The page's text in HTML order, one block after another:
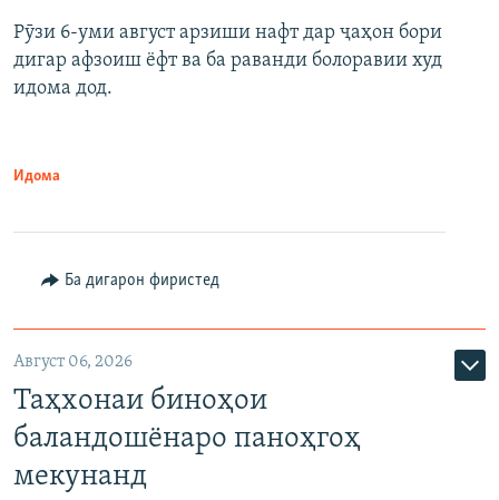
Рӯзи 6-уми август арзиши нафт дар ҷаҳон бори
дигар афзоиш ёфт ва ба раванди болоравии худ
идома дод.
Идома
Ба дигарон фиристед
Август 06, 2026
Таҳхонаи биноҳои
баландошёнаро паноҳгоҳ
мекунанд